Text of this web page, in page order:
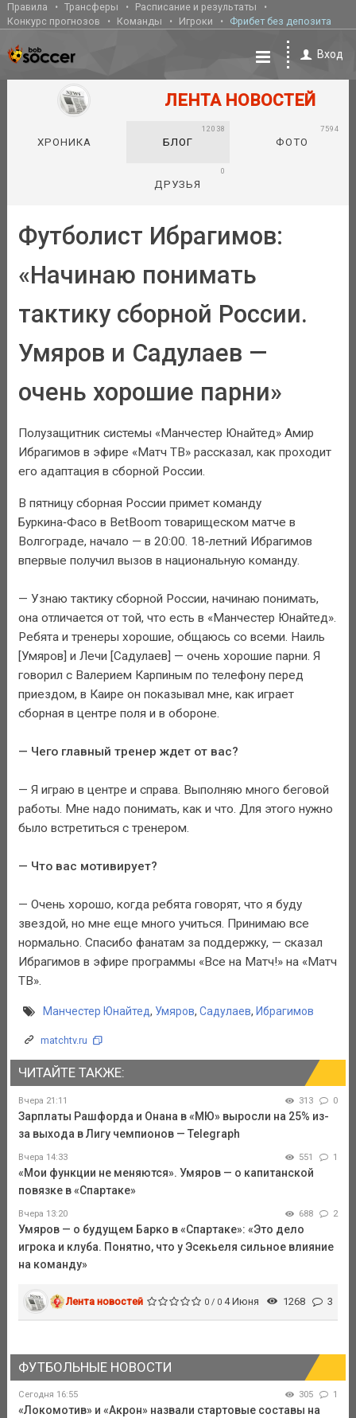
Правила Трансферы
Расписание и результаты
Конкурс прогнозов
Команды Игроки Фрибет без депозита
Вход
ЛЕНТА НОВОСТЕЙ
ХРОНИКА БЛОГ
12038
ФОТО
7594
ДРУЗЬЯ
0
Футболист Ибрагимов:
«Начинаю понимать
тактику сборной России.
Умяров и Садулаев —
очень хорошие парни»
Полузащитник системы «Манчестер Юнайтед» Амир
Ибрагимов в эфире «Матч ТВ» рассказал, как проходит
его адаптация в сборной России.
В пятницу сборная России примет команду
Буркина‑Фасо в BetBoom товарищеском матче в
Волгограде, начало — в 20:00. 18‑летний Ибрагимов
впервые получил вызов в национальную команду.
— Узнаю тактику сборной России, начинаю понимать,
она отличается от той, что есть в «Манчестер Юнайтед».
Ребята и тренеры хорошие, общаюсь со всеми. Наиль
[Умяров] и Лечи [Садулаев] — очень хорошие парни. Я
говорил с Валерием Карпиным по телефону перед
приездом, в Каире он показывал мне, как играет
сборная в центре поля и в обороне.
— Чего главный тренер ждет от вас?
— Я играю в центре и справа. Выполняю много беговой
работы. Мне надо понимать, как и что. Для этого нужно
было встретиться с тренером.
— Что вас мотивирует?
— Очень хорошо, когда ребята говорят, что я буду
звездой, но мне еще много учиться. Принимаю все
нормально. Спасибо фанатам за поддержку, — сказал
Ибрагимов в эфире программы «Все на Матч!» на «Матч
ТВ».
Манчестер Юнайтед, Умяров, Садулаев, Ибрагимов
matchtv.ru
ЧИТАЙТЕ ТАКЖЕ:
Вчера 21:11 313 0
Зарплаты Рашфорда и Онана в «МЮ» выросли на 25% из-
за выхода в Лигу чемпионов — Telegraph
Вчера 14:33 551 1
«Мои функции не меняются». Умяров — о капитанской
повязке в «Спартаке»
Вчера 13:20 688 2
Умяров — о будущем Барко в «Спартаке»: «Это дело
игрока и клуба. Понятно, что у Эсекьеля сильное влияние
на команду»
Лента новостей 0 / 0 4 Июня 1268 3
ФУТБОЛЬНЫЕ НОВОСТИ
Сегодня 16:55 305 1
«Локомотив» и «Акрон» назвали стартовые составы на